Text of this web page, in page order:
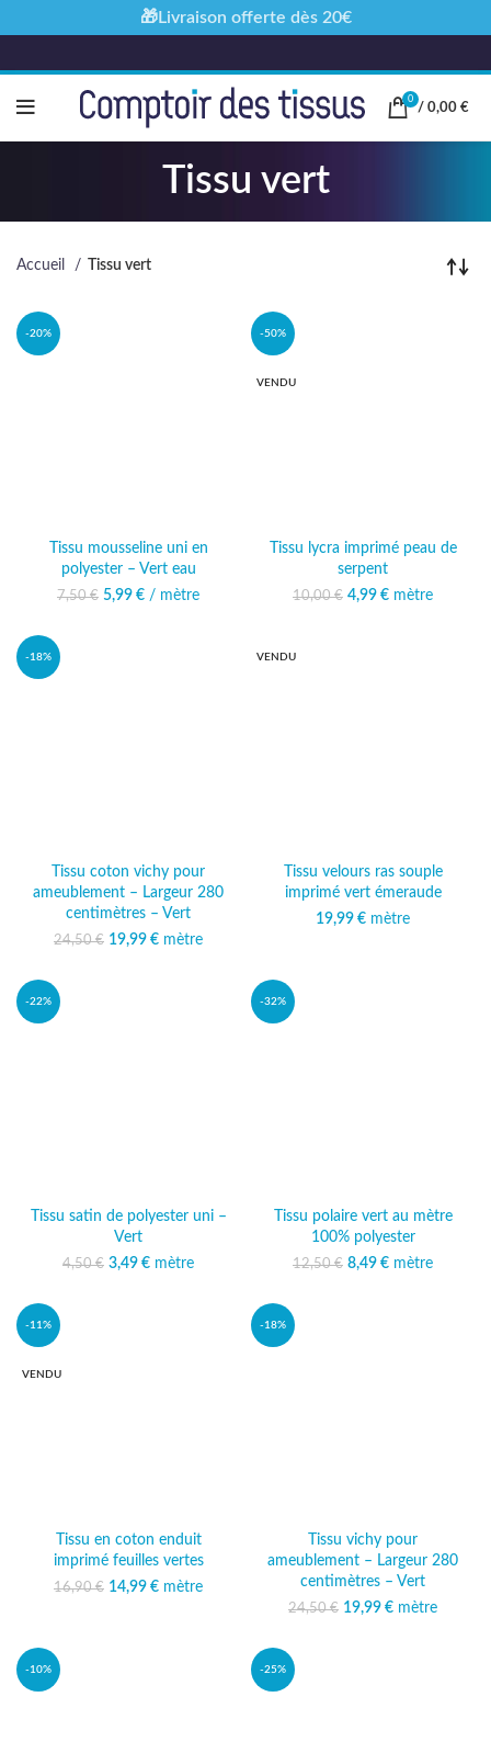
0
/ 0,00 €
Tissu vert
Accueil Tissu vert
-20%
Tissu mousseline uni en
polyester – Vert eau
7,50€
Le prix initial était :
5,99 € Le prix actuel
/ mètre
-50%
VENDU
Tissu lycra imprimé peau de
serpent
10,00€ Le prix initial était :
4,99 €
Le prix
mètre
-18%
Tissu coton vichy pour
ameublement – Largeur 280
centimètres – Vert
24,50€ Le prix initial était :
19,99 €
Le prix
mètre
VENDU
Tissu velours ras souple
imprimé vert émeraude
19,99 € mètre
-22%
Tissu satin de polyester uni –
Vert
4,50€ Le prix initial était :
3,49 € Le prix actuel
mètre
-32%
Tissu polaire vert au mètre
100% polyester
12,50€ Le prix initial était :
8,49 €
Le prix
mètre
-11%
VENDU
Tissu en coton enduit
imprimé feuilles vertes
16,90€ Le prix initial était :
14,99 €
Le prix
mètre
-18%
Tissu vichy pour
ameublement – Largeur 280
centimètres – Vert
24,50€ Le prix initial était :
19,99 €
Le prix
mètre
-10% -25%
🎁Livraison offerte dès 20€